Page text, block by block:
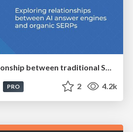
Exploring the relationship between traditional SERPs and Gen AI search
PRO 2 4.2k